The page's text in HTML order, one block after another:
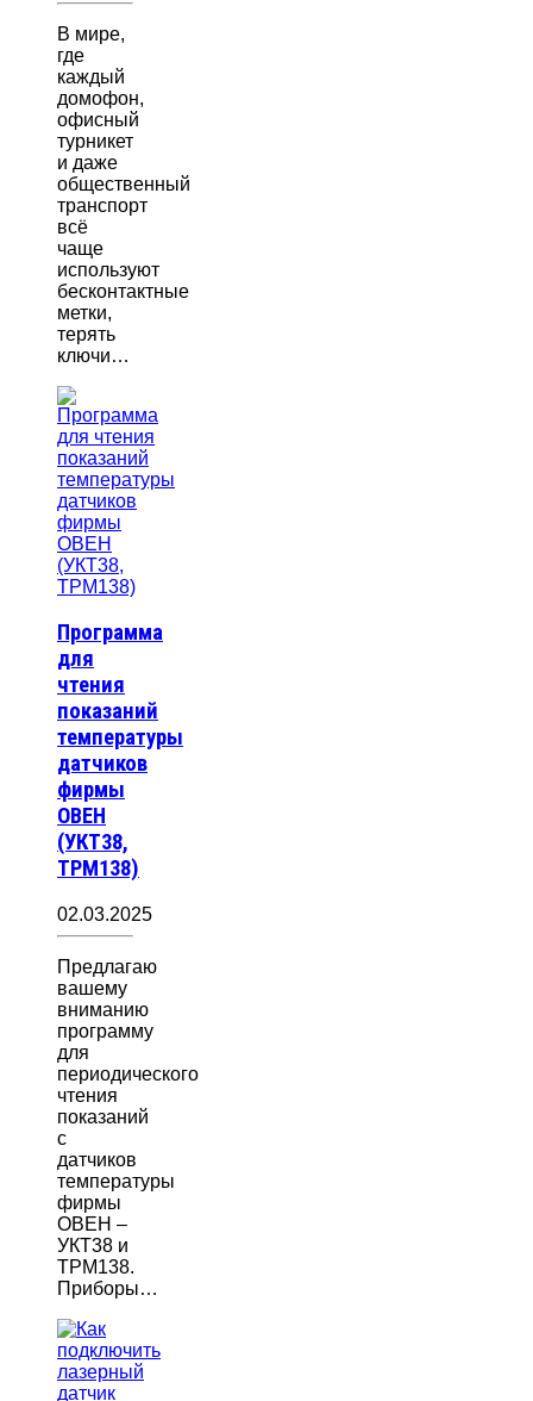
В мире,
где
каждый
домофон,
офисный
турникет
и даже
общественный
транспорт
всё
чаще
используют
бесконтактные
метки,
терять
ключи…
Программа
для
чтения
показаний
температуры
датчиков
фирмы
ОВЕН
(УКТ38,
ТРМ138)
02.03.2025
Предлагаю
вашему
вниманию
программу
для
периодического
чтения
показаний
с
датчиков
температуры
фирмы
ОВЕН –
УКТ38 и
ТРМ138.
Приборы…